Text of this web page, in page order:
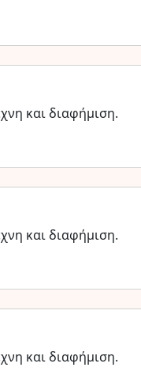
και διαφήμιση.
και διαφήμιση.
και διαφήμιση.